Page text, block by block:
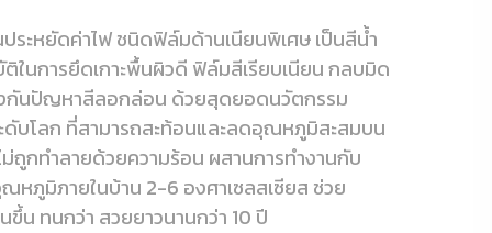
ระหยัดค่าไฟ ชนิดฟิล์มด้านเนียนพิเศษ เป็นสีน้ำ
ในการยึดเกาะพื้นผิวดี ฟิล์มสีเรียบเนียน กลบมิด
กันปัญหาสีลอกล่อน ด้วยสุดยอดนวัตกรรม
ดับโลก ที่สามารถสะท้อนและลดอุณหภูมิสะสมบน
กทำลายด้วยความร้อน ผสานการทำงานกับ
หภูมิภายในบ้าน 2-6 องศาเซลสเซียส ช่วย
ขึ้น ทนกว่า สวยยาวนานกว่า 10 ปี